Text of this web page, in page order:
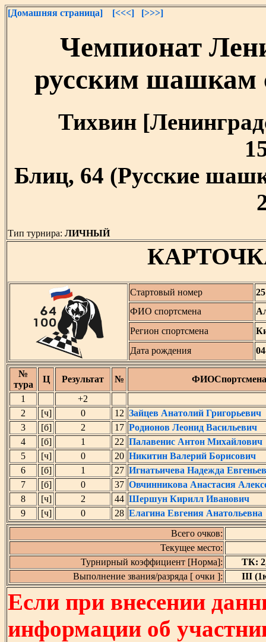
[Домашняя страница] [<<<] [>>>]
Чемпионат
русским шашкам
Тихвин
Блиц, 64 (Русские
Тип турнира: ЛИЧНЫЙ
Стартовый номер
25
ФИО спортсмена
Регион спортсмена
Дата рождения
№
тура
Ц Результат №
ФИОСпортсмена
1
+2
2
[ч] 0 12 Зайцев Анатолий Григорьевич
3
[б] 2 17 Родионов Леонид Васильевич
4
[б] 1 22 Палавенис Антон Михайлович
5
[ч] 0 20 Никитин Валерий Борисович
6
[б] 1 27 Игнатьичева Надежда
7
[б] 0 37 Овчинникова Анастасия
8
[ч] 2 44 Шершун Кирилл Иванович
9
[ч] 0 28 Елагина Евгения Анатольевна
Всего очков:
Текущее место:
Турнирный коэффициент [Норма]:
ТК:
Выполнение звания/разряда [ очки ]:
III
Если при внесении
информации об